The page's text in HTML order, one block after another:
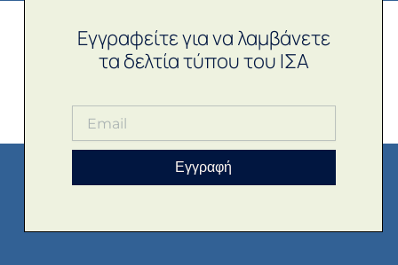
Εγγραφείτε για να λαμβάνετε
τα δελτία τύπου του ΙΣΑ
Εγγραφή